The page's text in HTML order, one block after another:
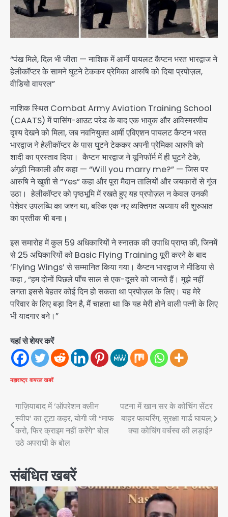
“पंख मिले, दिल भी जीता — नाशिक में आर्मी पायलट कैप्टन भरत भारद्वाज ने
हेलीकॉप्टर के सामने घुटने टेककर प्रेमिका आरुषि को दिया प्रपोज़ल,
वीडियो वायरल”
नाशिक स्थित Combat Army Aviation Training School
(CAATS) में पासिंग-आउट परेड के बाद एक भावुक और अविस्मरणीय
दृश्य देखने को मिला, जब नवनियुक्त आर्मी एविएशन पायलट कैप्टन भरत
भारद्वाज ने हेलीकॉप्टर के पास घुटने टेककर अपनी प्रेमिका आरुषि को
शादी का प्रस्ताव दिया। कैप्टन भारद्वाज ने यूनिफॉर्म में ही घुटने टेके,
अंगूठी निकाली और कहा — “Will you marry me?” — जिस पर
आरुषि ने खुशी से “Yes” कहा और पूरा मैदान तालियों और जयकारों से गूंज
उठा। हेलीकॉप्टर को पृष्ठभूमि में रखते हुए यह प्रपोज़ल न केवल उनकी
पेशेवर उपलब्धि का जश्न था, बल्कि एक नए व्यक्तिगत अध्याय की शुरुआत
का प्रतीक भी बना।
इस समारोह में कुल 59 अधिकारियों ने स्नातक की उपाधि प्राप्त की, जिनमें
से 25 अधिकारियों को Basic Flying Training पूरी करने के बाद
‘Flying Wings’ से सम्मानित किया गया। कैप्टन भारद्वाज ने मीडिया से
कहा , “हम दोनों पिछले पाँच साल से एक-दूसरे को जानते हैं। मुझे नहीं
लगता इससे बेहतर कोई दिन हो सकता था प्रपोज़ल के लिए। यह मेरे
परिवार के लिए बड़ा दिन है, मैं चाहता था कि यह मेरी होने वाली पत्नी के लिए
भी यादगार बने।”
यहां से शेयर करें
महाराष्ट्र वायरल खबरें
Post
navigation
गाज़ियाबाद में ‘ऑपरेशन क्लीन
स्वीप’ का टूटा कहर, योगी जी “माफ
करो, फिर क्राइम नहीं करेंगे” बोल
उठे अपराधी के बोल
पटना में खान सर के कोचिंग सेंटर
बाहर फायरिंग, सुरक्षा गार्ड घायल;
क्या कोचिंग वर्चस्व की लड़ाई?
संबंधित खबरें